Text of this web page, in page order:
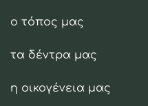
ο τόπος μας
τα δέντρα μας
η οικογένεια μας